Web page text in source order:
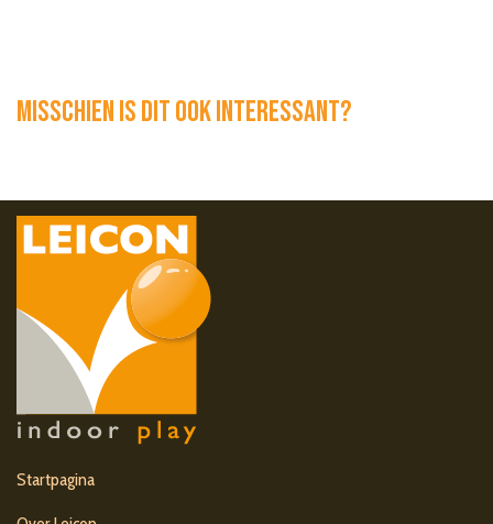
Misschien is dit ook interessant?
Startpagina